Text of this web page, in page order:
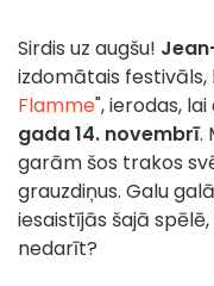
Sirdis uz augšu!
izdomātais
Flamme", ierodas,
gada 14. novembrī.
garām šos trakos
grauzdiņus. Galu
iesaistījās šajā
nedarīt?